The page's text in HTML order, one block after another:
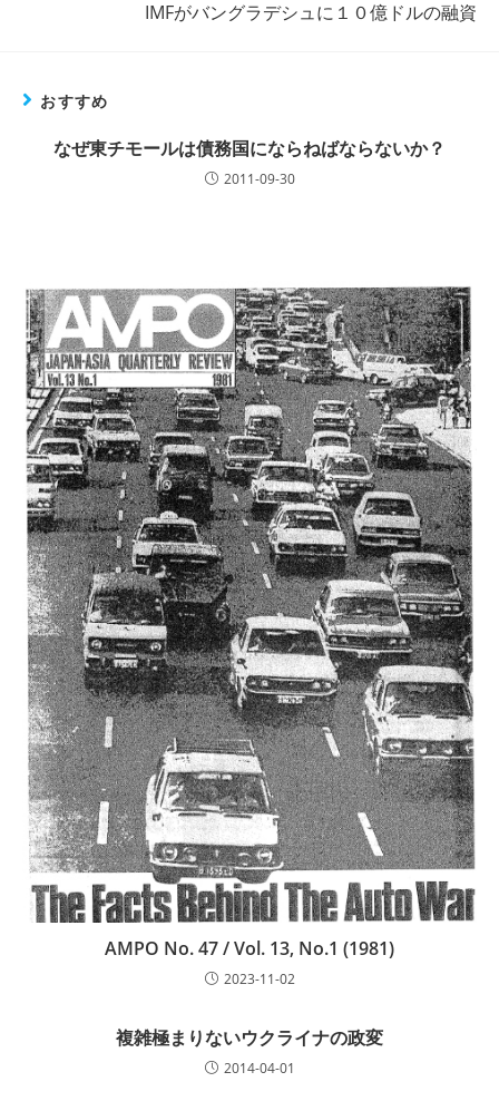
む
IMFがバングラデシュに１０億ドルの融資
おすすめ
なぜ東チモールは債務国にならねばならないか？
2011-09-30
AMPO No. 47 / Vol. 13, No.1 (1981)
2023-11-02
複雑極まりないウクライナの政変
2014-04-01